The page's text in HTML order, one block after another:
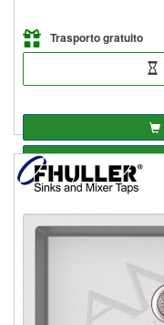
Trasporto gratuito
Seleziona opzioni